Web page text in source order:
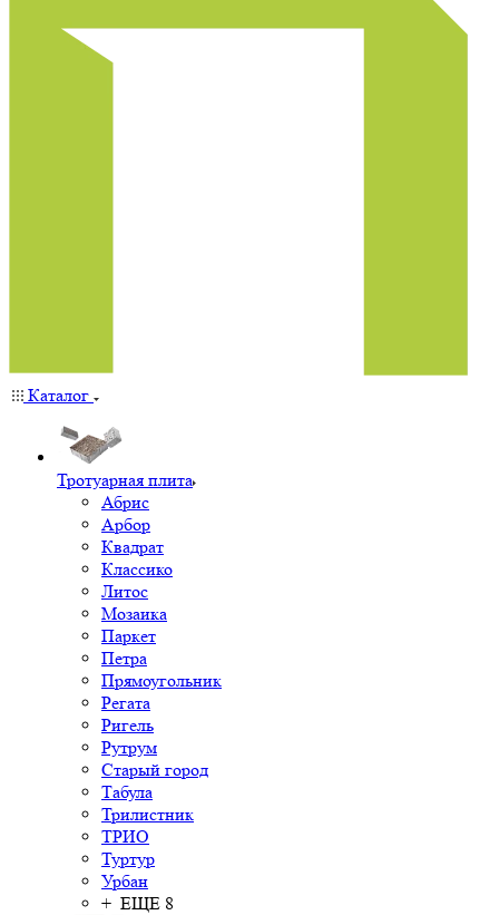
Каталог
Тротуарная плита
Абрис
Арбор
Квадрат
Классико
Литос
Мозаика
Паркет
Петра
Прямоугольник
Регата
Ригель
Рутрум
Старый город
Табула
Трилистник
ТРИО
Туртур
Урбан
+ ЕЩЕ 8